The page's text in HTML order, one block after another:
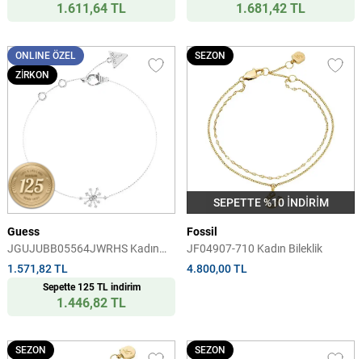
1.611,64 TL 1.681,42 TL
ONLINE ÖZEL
ZİRKON
Guess
JGUJUBB05564JWRHS Kadın
Bileklik
1.571,82 TL
Sepette 125 TL indirim
1.446,82 TL
SEPETTE %10 İNDİRİM
SEZON
Fossil
JF04907-710 Kadın Bileklik
4.800,00 TL
SEZON SEZON